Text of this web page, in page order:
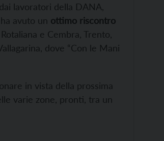
lavoratori della DANA,
avuto un ottimo riscontro
e Cembra, Trento,
dove “Con le Mani
in vista della prossima
varie zone, pronti, tra un